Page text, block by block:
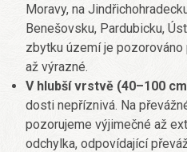
Moravy, na
Benešovsku, Pardubicku,
zbytku území je pozorováno
až výrazné.
V hlubší vrstvě (40–100
dosti nepříznivá. Na
pozorujeme výjimečné až
odchylka, odpovídající